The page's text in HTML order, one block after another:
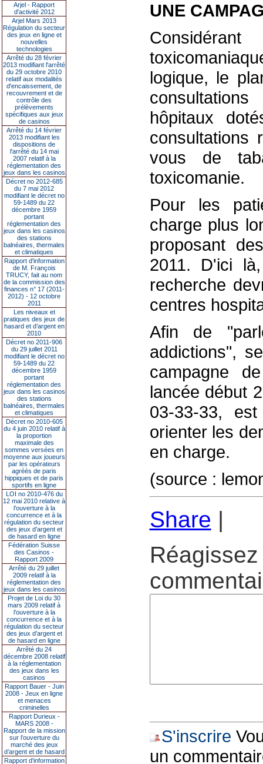
Arjel - Rapport
d'activité 2012
Arjel Mars 2013
Régulation du secteur
des jeux en ligne et
nouvelles
technologies
Arrêté du 28 février
2013 modifiant l'arrêté
du 29 octobre 2010
relatif aux modalités
d'encaissement, de
recouvrement et de
contrôle des
prélèvements
spécifiques aux jeux
de casinos
Arrêté du 14 février
2013 modifiant les
dispositions de
l'arrêté du 14 mai
2007 relatif à la
réglementation des
jeux dans les casinos
Décret no 2012-685
du 7 mai 2012
modifiant le décret no
59-1489 du 22
décembre 1959
portant
réglementation des
jeux dans les casinos
des stations
balnéaires, thermales
et climatiques
Rapport d'information
de M. François
TRUCY, fait au nom
de la commission des
finances n° 17 (2011-
2012) - 12 octobre
2011
Les niveaux et
pratiques des jeux de
hasard et d’argent en
2010
Décret no 2011-906
du 29 juillet 2011
modifiant le décret no
59-1489 du 22
décembre 1959
portant
réglementation des
jeux dans les casinos
des stations
balnéaires, thermales
et climatiques
Décret no 2010-605
du 4 juin 2010 relatif à
la proportion
maximale des
sommes versées en
moyenne aux joueurs
par les opérateurs
agréés de paris
hippiques et de paris
sportifs en ligne
LOI no 2010-476 du
12 mai 2010 relative à
l’ouverture à la
concurrence et à la
régulation du secteur
des jeux d’argent et
de hasard en ligne
Fédération Suisse
des Casinos -
Rapport 2009
Arrêté du 29 juillet
2009 relatif à la
réglementation des
jeux dans les casinos
Projet de Loi du 30
mars 2009 relatif à
l’ouverture à la
concurrence et à la
régulation du secteur
des jeux d’argent et
de hasard en ligne
Arrêté du 24
décembre 2008 relatif
à la réglementation
des jeux dans les
casinos
Rapport Bauer - Juin
2008 - Jeux en ligne
et menaces
criminelles
Rapport Durieux -
MARS 2008 -
Rapport de la mission
sur l’ouverture du
marché des jeux
d’argent et de hasard
Rapport d'information
UNE
logique, le
hôpitaux
consultations
vous de
toxicomanie.
Pour les
charge plus
proposant
2011. D'ici
recherche
centres
Afin de
addictions",
campagne
lancée début
03-33-33,
orienter les
en charge.
(source :
Share |
S'inscrire
un